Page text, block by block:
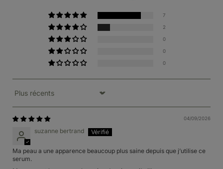
7
2
0
0
0
Sort by
04/09/2026
suzanne bertrand
Ma peau a une apparence beaucoup plus saine depuis que j’utilise ce
serum.